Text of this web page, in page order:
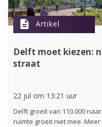
description Artikel
Delft moet kiezen:
straat
22 jul om 13:21 uur
Delft groeit van 110.000
ruimte groeit niet mee.